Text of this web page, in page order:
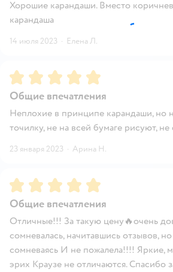
Хорошие карандаши. Вместо
карандаша
14 июля 2023 · Елена Л.
Рейтинг:5
Общие впечатления
Неплохие в принципе карандаши, но
точилку, не на всей бумаге рисуют, не
23 января 2023 · Арина Н.
Рейтинг:5
Общие впечатления
Отличные!!! За такую цену🔥очень
сомневалась, начитавшись отзывов,
сомневаясь И не пожалела!!!! Яркие,
эрих Краузе не отличаются. Спасибо